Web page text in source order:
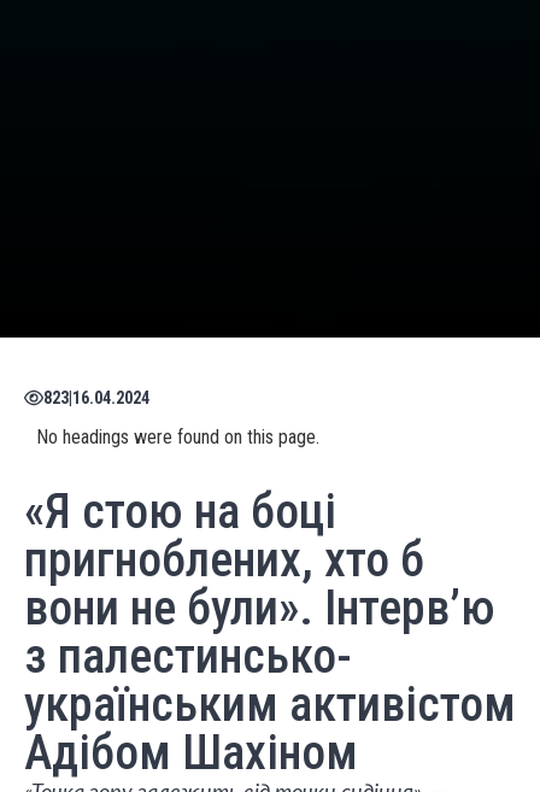
823 16.04.2024
No headings were found on this page.
«Я стою на боці
пригноблених, хто б
вони не були». Інтерв’ю
з палестинсько-
українським активістом
Адібом Шахіном